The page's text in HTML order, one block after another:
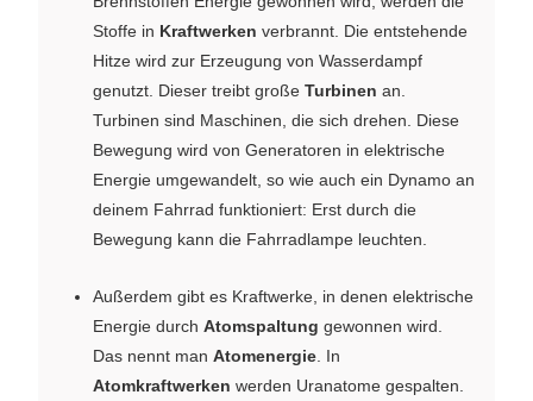
Stoffe in Kraftwerken verbrannt. Die entstehende
Hitze wird zur Erzeugung von Wasserdampf
genutzt. Dieser treibt große Turbinen an.
Turbinen sind Maschinen, die sich drehen. Diese
Bewegung wird von Generatoren in elektrische
Energie umgewandelt, so wie auch ein Dynamo an
deinem Fahrrad funktioniert: Erst durch die
Bewegung kann die Fahrradlampe leuchten.
Außerdem gibt es Kraftwerke, in denen elektrische
Energie durch Atomspaltung gewonnen wird.
Das nennt man Atomenergie . In
Atomkraftwerken werden Uranatome gespalten.